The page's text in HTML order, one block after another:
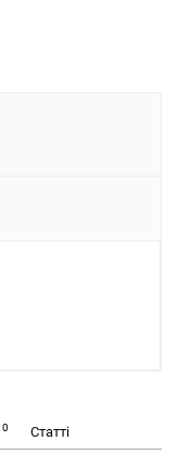
0 Статті